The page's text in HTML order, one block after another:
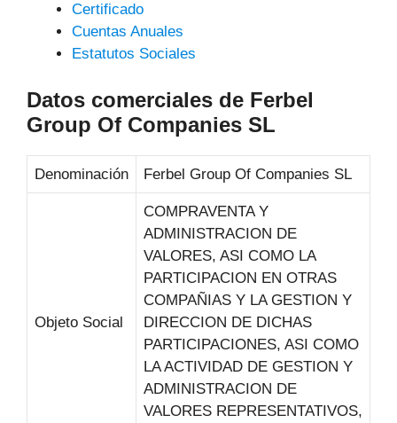
Certificado
Cuentas Anuales
Estatutos Sociales
Datos comerciales de Ferbel
Group Of Companies SL
Denominación Ferbel Group Of Companies SL
Objeto Social
COMPRAVENTA Y
ADMINISTRACION DE
VALORES, ASI COMO LA
PARTICIPACION EN OTRAS
COMPAÑIAS Y LA GESTION Y
DIRECCION DE DICHAS
PARTICIPACIONES, ASI COMO
LA ACTIVIDAD DE GESTION Y
ADMINISTRACION DE
VALORES REPRESENTATIVOS,